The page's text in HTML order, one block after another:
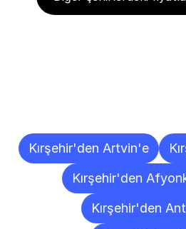
Kırşehir'den Artvin'e
Kırşehir'den
Kırşehir'den